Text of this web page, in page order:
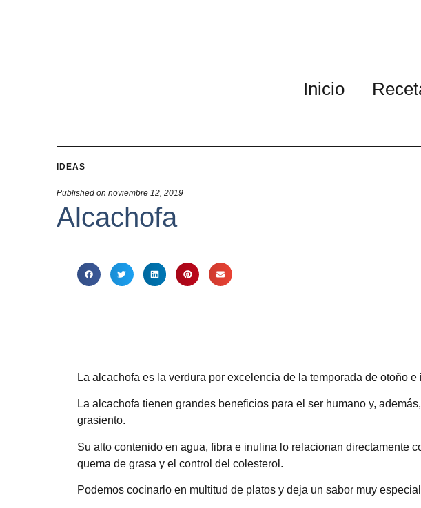
Inicio
IDEAS
Published on noviembre 12, 2019
Alcachofa
La alcachofa es la verdura por excelencia de la temporada de otoño e
La alcachofa tienen grandes beneficios para el ser humano y,
grasiento.
Su alto contenido en agua, fibra e inulina lo relacionan directamente
quema de grasa y el control del colesterol.
Podemos cocinarlo en multitud de platos y deja un sabor muy